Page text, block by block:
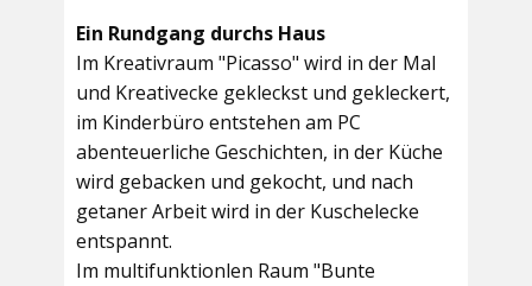
Ein Rundgang durchs Haus
Im Kreativraum "Picasso" wird in der Mal
und Kreativecke gekleckst und gekleckert,
im Kinderbüro entstehen am PC
abenteuerliche Geschichten, in der Küche
wird gebacken und gekocht, und nach
getaner Arbeit wird in der Kuschelecke
entspannt.
Im multifunktionlen Raum "Bunte